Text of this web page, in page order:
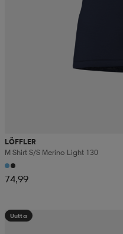
LÖFFLER
M Shirt S/s Merino Light 130
74,99
Uutta